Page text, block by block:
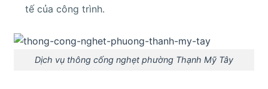
tế của công trình.
Dịch vụ thông cống nghẹt phường Thạnh Mỹ Tây